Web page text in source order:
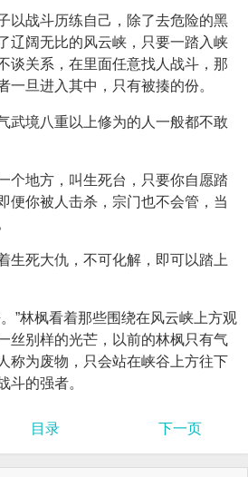
以战斗历练自己，除了去危险的黑
辽阔无比的风云峡，只要一踏入峡
谈关系，在里面任意找人战斗，那
一旦进入其中，只有被揍的份。
武境八重以上修为的人一般都不敢
个地方，叫生死台，只要你自愿踏
便你被人击杀，宗门也不会管，当
生死大仇，不可化解，即可以踏上
”林枫看着那些围绕在风云峡上方观
丝别样的光芒，以前的林枫只有气
称为废物，只会站在峡谷上方往下
斗的强者。
目录 下一页